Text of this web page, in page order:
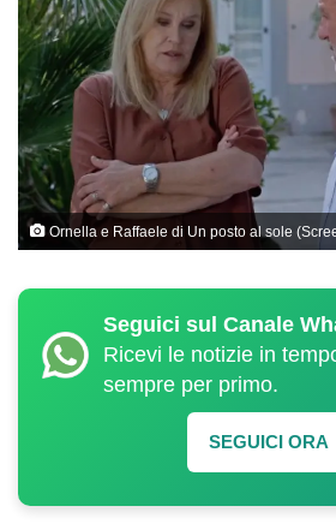
Ornella e Raffaele di Un posto al sole
Seguici sul Canale
Ricevi le notizie in
sempre per primo.
SEGUICI ORA